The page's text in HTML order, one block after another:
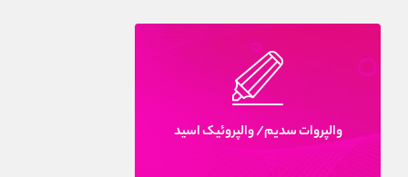
والپروات سديم/ والپروئيک اسيد